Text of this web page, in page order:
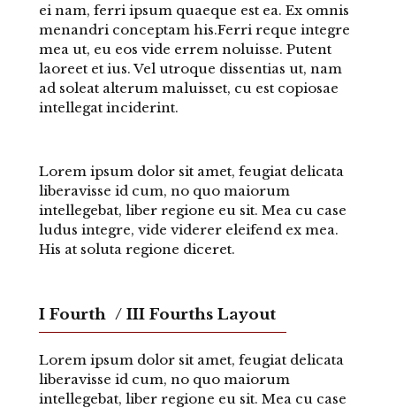
ei nam, ferri ipsum quaeque est ea. Ex omnis
menandri conceptam his.Ferri reque integre
mea ut, eu eos vide errem noluisse. Putent
laoreet et ius. Vel utroque dissentias ut, nam
ad soleat alterum maluisset, cu est copiosae
intellegat inciderint.
Lorem ipsum dolor sit amet, feugiat delicata
liberavisse id cum, no quo maiorum
intellegebat, liber regione eu sit. Mea cu case
ludus integre, vide viderer eleifend ex mea.
His at soluta regione diceret.
I Fourth / III Fourths Layout
Lorem ipsum dolor sit amet, feugiat delicata
liberavisse id cum, no quo maiorum
intellegebat, liber regione eu sit. Mea cu case